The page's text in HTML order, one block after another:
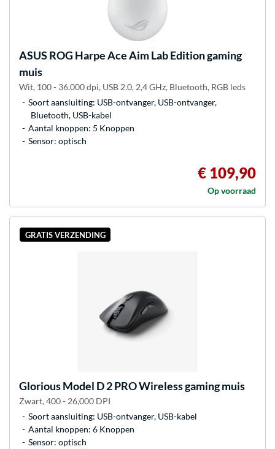
ASUS ROG Harpe Ace Aim Lab Edition gaming
muis
Wit, 100 - 36.000 dpi, USB 2.0, 2,4 GHz, Bluetooth, RGB leds
Soort aansluiting: USB-ontvanger, USB-ontvanger,
Bluetooth, USB-kabel
Aantal knoppen: 5 Knoppen
Sensor: optisch
€ 109,90
Op voorraad
GRATIS VERZENDING
GloriousModel D 2 PRO Wireless gaming muis
Zwart, 400 - 26,000 DPI
Soort aansluiting: USB-ontvanger, USB-kabel
Aantal knoppen: 6 Knoppen
Sensor: optisch